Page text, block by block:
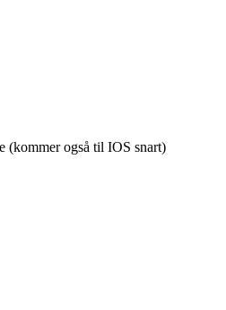
(kommer også til IOS snart)